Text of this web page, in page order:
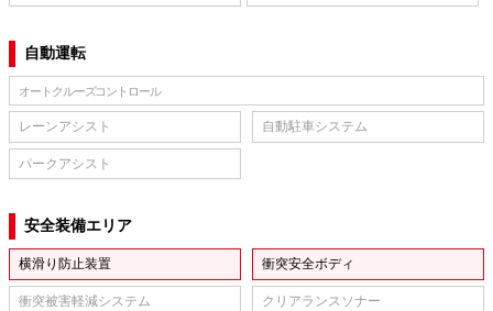
自動運転
オートクルーズコントロール
レーンアシスト 自動駐車システム
パークアシスト
安全装備エリア
横滑り防止装置 衝突安全ボディ
衝突被害軽減システム クリアランスソナー